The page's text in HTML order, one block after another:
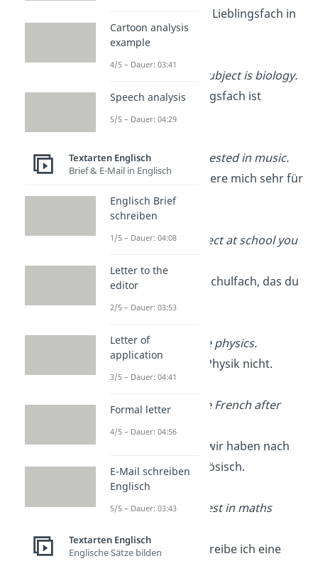
→ Was ist dein Lieblingsfach in
der Schule?
My favourite subject is biology.
→ Mein Lieblingsfach ist
Biologie.
I’m really interested in music.
→ Ich interessiere mich sehr für
Musik.
Is there a subject at school you
→ Gibt es ein Schulfach, das du
nicht magst?
Yes, I don’t like physics.
→ Ja, ich mag Physik nicht.
I think we have French after
English.
→ Ich glaube, wir haben nach
Englisch Französisch.
I’m writing a test in maths
→ Morgen schreibe ich eine
Cartoon analysis
example
4/5 – Dauer: 03:41
Speech analysis
5/5 – Dauer: 04:29
Textarten Englisch
Brief & E-Mail in Englisch
Englisch Brief
schreiben
1/5 – Dauer: 04:08
Letter to the
editor
2/5 – Dauer: 03:53
Letter of
application
3/5 – Dauer: 04:41
Formal letter
4/5 – Dauer: 04:56
E-Mail schreiben
Englisch
5/5 – Dauer: 03:43
Textarten Englisch
Englische Sätze bilden